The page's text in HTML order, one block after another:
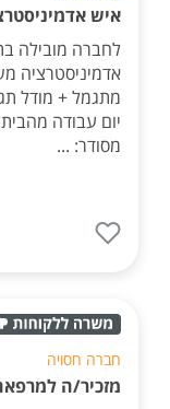
איש
לחברה מובילה
אדמיניסטרציה
מתגמל + מודל
יום עבודה
מסודר: ...
חברה חסויה
מזכיר/ה